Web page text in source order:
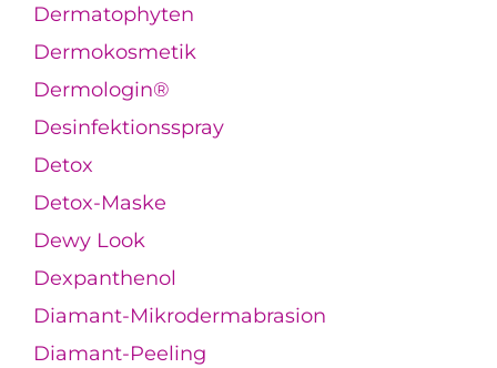
Dermatophyten
Dermokosmetik
Dermologin®
Desinfektionsspray
Detox
Detox-Maske
Dewy Look
Dexpanthenol
Diamant-Mikrodermabrasion
Diamant-Peeling